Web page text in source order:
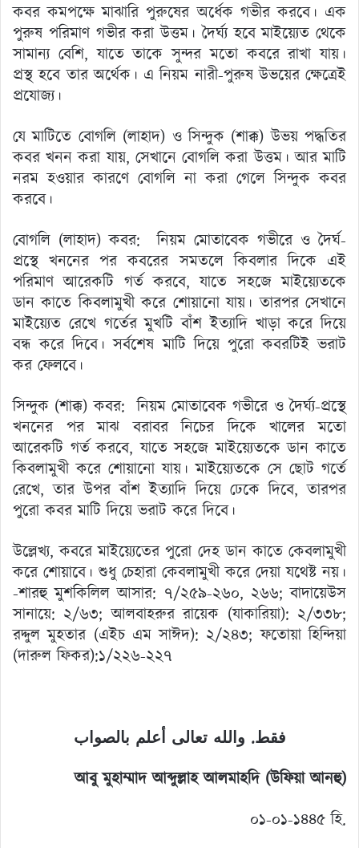
কবর কমপক্ষে মাঝারি পুরুষের অর্ধেক গভীর করবে। এক
পুরুষ পরিমাণ গভীর করা উত্তম। দৈর্ঘ্য হবে মাইয়্যেত থেকে
সামান্য বেশি, যাতে তাকে সুন্দর মতো কবরে রাখা যায়।
প্রস্থ হবে তার অর্থেক। এ নিয়ম নারী-পুরুষ উভয়ের ক্ষেত্রেই
প্রযোজ্য।
যে মাটিতে বোগলি (লাহাদ) ও সিন্দুক (শাক্ক) উভয় পদ্ধতির
কবর খনন করা যায়, সেখানে বোগলি করা উত্তম। আর মাটি
নরম হওয়ার কারণে বোগলি না করা গেলে সিন্দুক কবর
করবে।
বোগলি (লাহাদ) কবর: নিয়ম মোতাবেক গভীরে ও দৈর্ঘ-
প্রস্থে খননের পর কবরের সমতলে কিবলার দিকে এই
পরিমাণ আরেকটি গর্ত করবে, যাতে সহজে মাইয়্যেতকে
ডান কাতে কিবলামুখী করে শোয়ানো যায়। তারপর সেখানে
মাইয়্যেত রেখে গর্তের মুখটি বাঁশ ইত্যাদি খাড়া করে দিয়ে
বন্ধ করে দিবে। সর্বশেষ মাটি দিয়ে পুরো কবরটিই ভরাট
কর ফেলবে।
সিন্দুক (শাক্ক) কবর: নিয়ম মোতাবেক গভীরে ও দৈর্ঘ্য-প্রস্থে
খননের পর মাঝ বরাবর নিচের দিকে খালের মতো
আরেকটি গর্ত করবে, যাতে সহজে মাইয়্যেতকে ডান কাতে
কিবলামুখী করে শোয়ানো যায়। মাইয়্যেতকে সে ছোট গর্তে
রেখে, তার উপর বাঁশ ইত্যাদি দিয়ে ঢেকে দিবে, তারপর
পুরো কবর মাটি দিয়ে ভরাট করে দিবে।
উল্লেখ্য, কবরে মাইয়্যেতের পুরো দেহ ডান কাতে কেবলামুখী
করে শোয়াবে। শুধু চেহারা কেবলামুখী করে দেয়া যথেষ্ট নয়।
-শারহু মুশকিলিল আসার: ৭/২৫৯-২৬০, ২৬৬; বাদায়েউস
সানায়ে: ২/৬৩; আলবাহরুর রায়েক (যাকারিয়া): ২/৩৩৮;
রদ্দুল মুহতার (এইচ এম সাঈদ): ২/২৪৩; ফতোয়া হিন্দিয়া
(দারুল ফিকর):১/২২৬-২২৭
فقط. والله تعالى أعلم بالصواب
আবু মুহাম্মাদ আব্দুল্লাহ আলমাহদি (উফিয়া আনহু)
০১-০১-১৪৪৫ হি.